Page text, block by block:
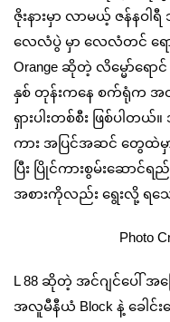
ဇိုးနားမှာ လာမယ့် ဇန်နဝါရီ
လေလံပွဲ မှာ လေလံတင် ရောင်
Orange ဆိုတဲ့ လိမ္မော်ရေ
နှစ် တုန်းကနေ စက်ရုံက အ
ရှားပါးတစ်စီး ဖြစ်ပါတယ်။
ကား အပြင်အဆင် တွေထဲမှ
ပြီး ပြိုင်ကားစွမ်းဆော
အစားကိုလည်း ရွေးလို့ ရသေ
Photo
L 88 ဆိုတဲ့ အင်ဂျင်ပေါ် အ
အလူမီနီယံ Block နဲ့ ခေါင်း